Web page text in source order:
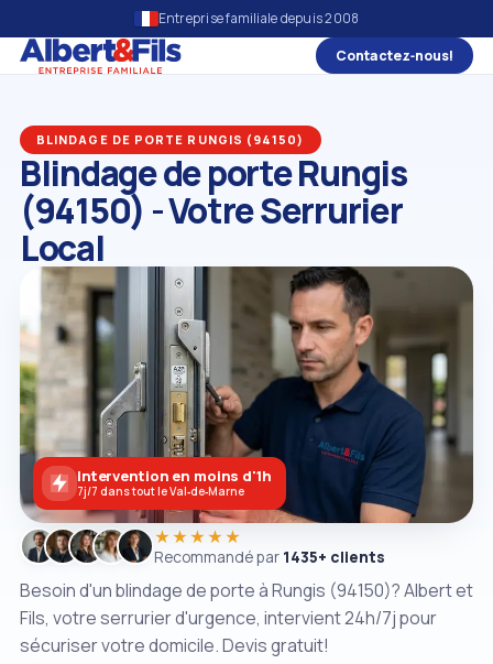
Entreprise familiale depuis 2008
Contactez‑nous!
BLINDAGE DE PORTE RUNGIS (94150)
Blindage de porte Rungis
(94150) - Votre Serrurier
Local
Besoin d'un blindage de porte à Rungis (94150)? Albert et
Fils, votre serrurier d'urgence, intervient 24h/7j pour
sécuriser votre domicile. Devis gratuit!
★★★★★
Recommandé par 1435+ clients
Intervention en moins d'1h
7j/7 dans tout le Val‑de‑Marne